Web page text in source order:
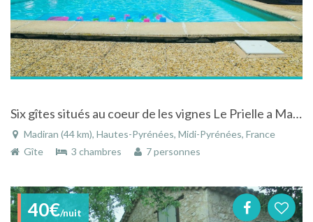
Six gîtes situés au coeur de les vignes Le Prielle a Madiran
Madiran (44 km), Hautes-Pyrénées, Midi-Pyrénées, France
Gîte
3 chambres 7 personnes
40€/nuit